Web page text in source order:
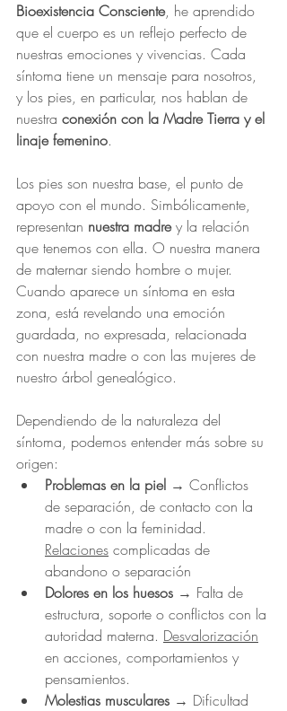
Bioexistencia Consciente, he aprendido
que el cuerpo es un reflejo perfecto de
nuestras emociones y vivencias. Cada
síntoma tiene un mensaje para nosotros,
y los pies, en particular, nos hablan de
nuestra conexión con la Madre Tierra y el
linaje femenino.
Los pies son nuestra base, el punto de
apoyo con el mundo. Simbólicamente,
representan nuestra madre y la relación
que tenemos con ella. O nuestra manera
de maternar siendo hombre o mujer.
Cuando aparece un síntoma en esta
zona, está revelando una emoción
guardada, no expresada, relacionada
con nuestra madre o con las mujeres de
nuestro árbol genealógico.
Dependiendo de la naturaleza del
síntoma, podemos entender más sobre su
origen:
Problemas en la piel → Conflictos
de separación, de contacto con la
madre o con la feminidad.
Relaciones complicadas de
abandono o separación
Dolores en los huesos → Falta de
estructura, soporte o conflictos con la
autoridad materna. Desvalorización
en acciones, comportamientos y
pensamientos.
Molestias musculares → Dificultad